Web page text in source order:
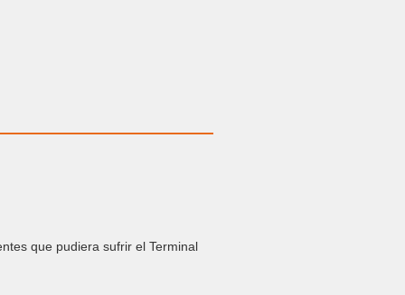
que pudiera sufrir el Terminal